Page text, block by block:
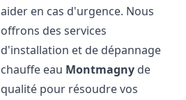
aider en cas d'urgence. Nous
offrons des services
d'installation et de dépannage
chauffe eau Montmagny de
qualité pour résoudre vos